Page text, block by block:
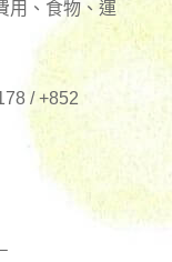
用、食物、運
/ +852